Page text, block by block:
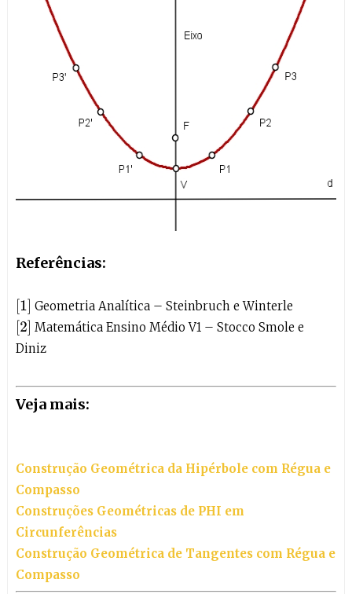
Referências:
1] Geometria Analítica – Steinbruch e Winterle
2] Matemática Ensino Médio V1 – Stocco Smole e
Diniz
Veja mais:
Construção Geométrica da Hipérbole com Régua e
Compasso
Construções Geométricas de PHI em
Circunferências
Construção Geométrica de Tangentes com Régua e
Compasso